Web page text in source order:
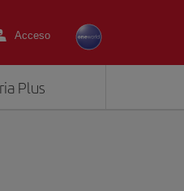
Acceso
Plus